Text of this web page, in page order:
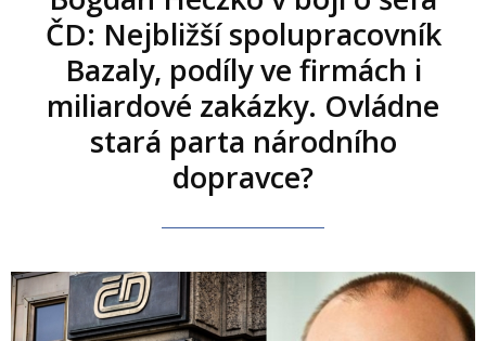
ČD: Nejbližší spolupracovník
Bazaly, podíly ve firmách i
miliardové zakázky. Ovládne
stará parta národního
dopravce?